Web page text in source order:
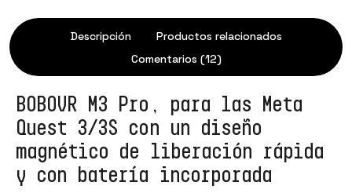
Descripción
Productos relacionados
Comentarios (12)
BOBOVR M3 Pro, para las Meta
Quest 3/3S con un diseño
magnético de liberación rápida
y con batería incorporada